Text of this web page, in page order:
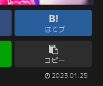
はてブ
コピー
2023.01.25